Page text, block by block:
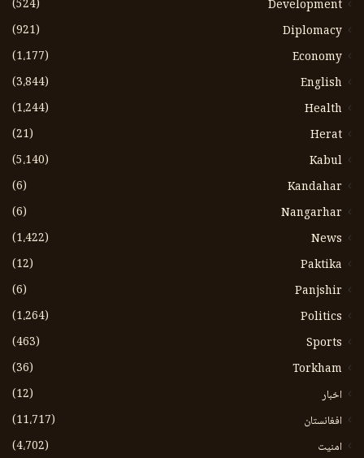
Development
(524)
Diplomacy
(921)
Economy
(1،177)
English
(3،844)
Health
(1،244)
Herat
(21)
Kabul
(5،140)
Kandahar
(6)
Nangarhar
(6)
News
(1،422)
Paktika
(12)
Panjshir
(6)
Politics
(1،264)
Sports
(463)
Torkham
(36)
اخبار
(12)
افغانستان
(11،717)
امنیت
(4،702)